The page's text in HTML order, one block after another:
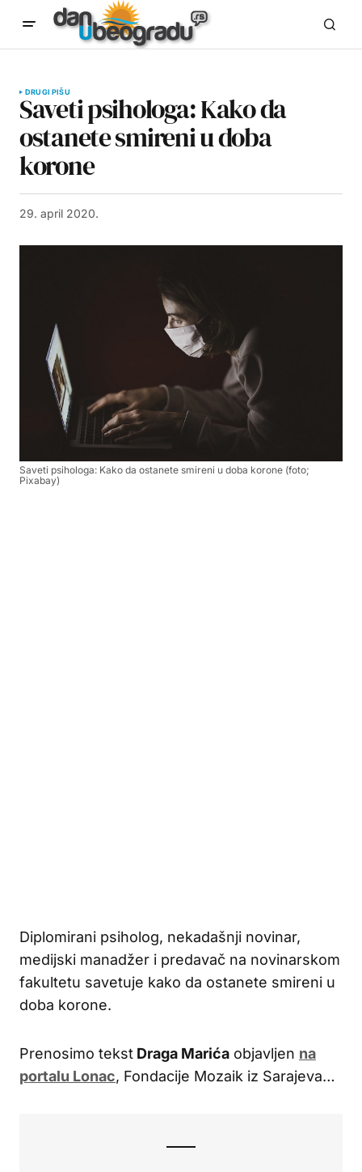
DRUGI PIŠU
Saveti psihologa: Kako da
ostanete smireni u doba
korone
29. april 2020.
Saveti psihologa: Kako da ostanete smireni u doba korone (foto;
Pixabay)
Diplomirani psiholog, nekadašnji novinar,
medijski manadžer i predavač na novinarskom
fakultetu savetuje kako da ostanete smireni u
doba korone.
Prenosimo tekst Draga Marića objavljen na
portalu Lonac, Fondacije Mozaik iz Sarajeva…